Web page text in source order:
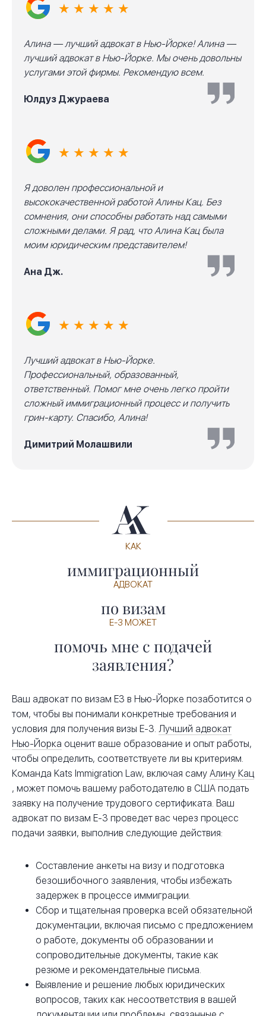
★ ★ ★ ★ ★
Алина — лучший адвокат в Нью-Йорке! Алина —
лучший адвокат в Нью-Йорке. Мы очень довольны
услугами этой фирмы. Рекомендую всем.
Юлдуз Джураева
★ ★ ★ ★ ★
Я доволен профессиональной и
высококачественной работой Алины Кац. Без
сомнения, они способны работать над самыми
сложными делами. Я рад, что Алина Кац была
моим юридическим представителем!
Ана Дж.
★ ★ ★ ★ ★
Лучший адвокат в Нью-Йорке.
Профессиональный, образованный,
ответственный. Помог мне очень легко пройти
сложный иммиграционный процесс и получить
грин-карту. Спасибо, Алина!
Димитрий Молашвили
КАК
иммиграционный
АДВОКАТ
по визам
E-3 МОЖЕТ
помочь мне с подачей
заявления?
Ваш адвокат по визам E3 в Нью-Йорке позаботится о
том, чтобы вы понимали конкретные требования и
условия для получения визы E-3. Лучший адвокат
Нью-Йорка оценит ваше образование и опыт работы,
чтобы определить, соответствуете ли вы критериям.
Команда Kats Immigration Law, включая саму Алину Кац
, может помочь вашему работодателю в США подать
заявку на получение трудового сертификата. Ваш
адвокат по визам E-3 проведет вас через процесс
подачи заявки, выполнив следующие действия:
Составление анкеты на визу и подготовка
безошибочного заявления, чтобы избежать
задержек в процессе иммиграции.
Сбор и тщательная проверка всей обязательной
документации, включая письмо с предложением
о работе, документы об образовании и
сопроводительные документы, такие как
резюме и рекомендательные письма.
Выявление и решение любых юридических
вопросов, таких как несоответствия в вашей